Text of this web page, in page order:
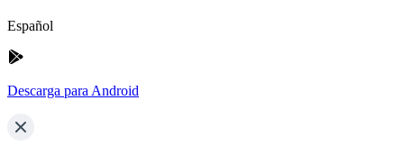
Español
Descarga para Android